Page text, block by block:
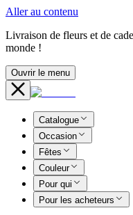
Aller au contenu
Livraison de fleurs et de
monde !
Ouvrir le menu
Catalogue
Occasion
Fêtes
Couleur
Pour qui
Pour les acheteurs